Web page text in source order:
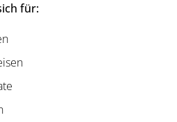
für: